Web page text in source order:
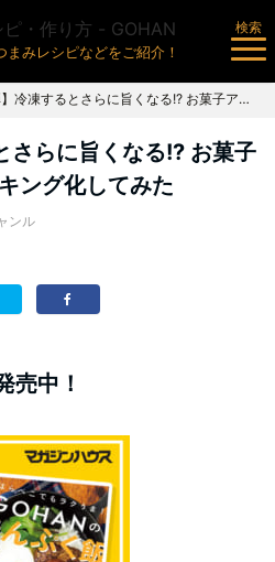
まみレシピなどをご紹介！
検索
【第2弾】冷凍するとさらに旨くなる!? お菓子アイスを食べてランキング化してみた
さらに旨くなる!? お菓子
ング化してみた
ンル
売中！